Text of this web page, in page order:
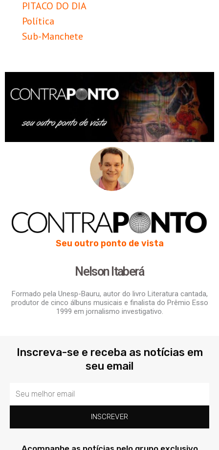
PITACO DO DIA
Política
Sub-Manchete
Seu outro ponto de vista
Nelson Itaberá
Formado pela Unesp-Bauru, autor do livro Literatura cantada,
produtor de cinco álbuns musicais e finalista do Prêmio Esso
1999 em jornalismo investigativo.
Inscreva-se e receba as notícias em
seu email
Email
INSCREVER